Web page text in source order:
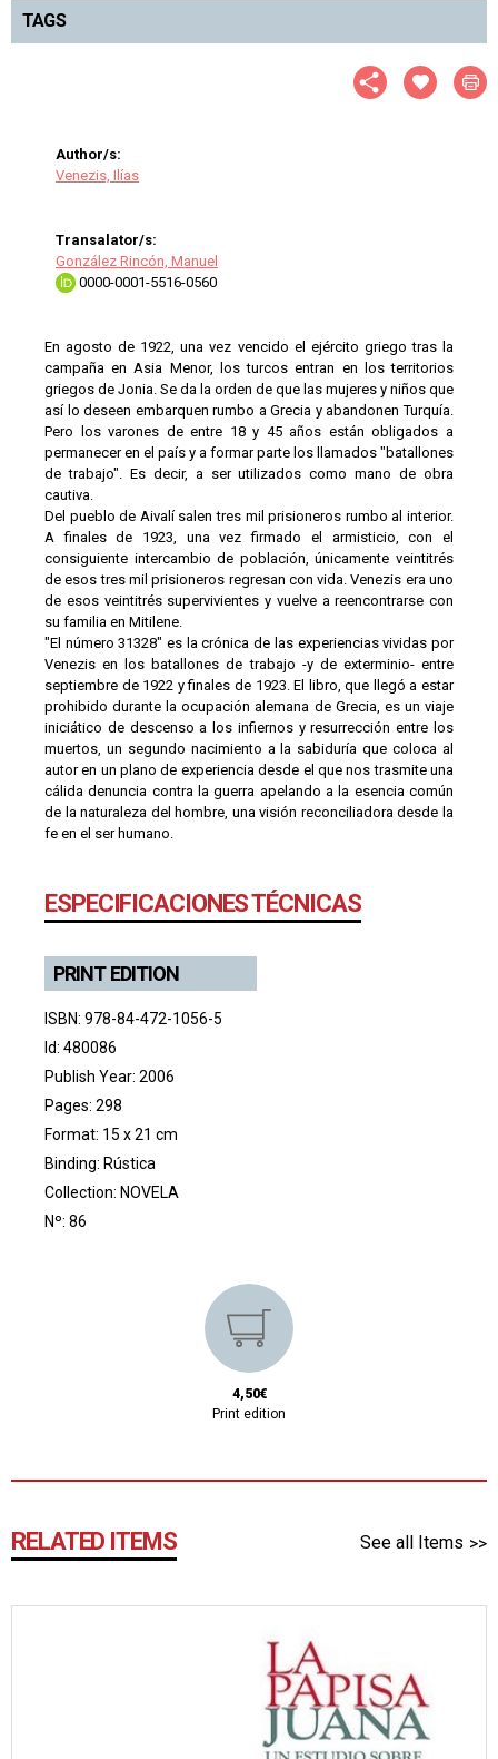
TAGS
Author/s:
Venezis, Ilías
Transalator/s:
González Rincón, Manuel
0000-0001-5516-0560
En agosto de 1922, una vez vencido el ejército griego tras la
campaña en Asia Menor, los turcos entran en los territorios
griegos de Jonia. Se da la orden de que las mujeres y niños que
así lo deseen embarquen rumbo a Grecia y abandonen Turquía.
Pero los varones de entre 18 y 45 años están obligados a
permanecer en el país y a formar parte los llamados "batallones
de trabajo". Es decir, a ser utilizados como mano de obra
cautiva.
Del pueblo de Aivalí salen tres mil prisioneros rumbo al interior.
A finales de 1923, una vez firmado el armisticio, con el
consiguiente intercambio de población, únicamente veintitrés
de esos tres mil prisioneros regresan con vida. Venezis era uno
de esos veintitrés supervivientes y vuelve a reencontrarse con
su familia en Mitilene.
"El número 31328" es la crónica de las experiencias vividas por
Venezis en los batallones de trabajo -y de exterminio- entre
septiembre de 1922 y finales de 1923. El libro, que llegó a estar
prohibido durante la ocupación alemana de Grecia, es un viaje
iniciático de descenso a los infiernos y resurrección entre los
muertos, un segundo nacimiento a la sabiduría que coloca al
autor en un plano de experiencia desde el que nos trasmite una
cálida denuncia contra la guerra apelando a la esencia común
de la naturaleza del hombre, una visión reconciliadora desde la
fe en el ser humano.
ESPECIFICACIONES TÉCNICAS
PRINT EDITION
ISBN: 978-84-472-1056-5
Id: 480086
Publish Year: 2006
Pages: 298
Format: 15 x 21 cm
Binding: Rústica
Collection: NOVELA
Nº: 86
4,50€
Print edition
RELATED ITEMS See all Items